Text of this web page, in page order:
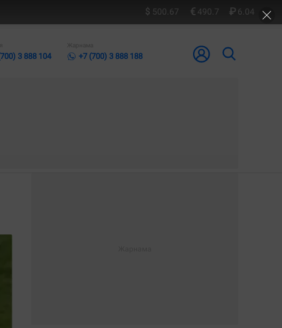
500.67 490.7 6.04
3 888 104
Жарнама
+7 (700) 3 888 188